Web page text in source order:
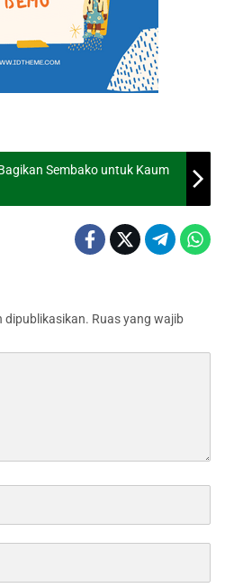
Sembako untuk Kaum
dipublikasikan. Ruas yang wajib